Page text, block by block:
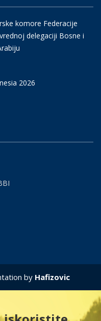
komore Federacije
delegaciji Bosne i
2026
by Hafizovic